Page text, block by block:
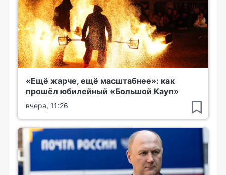
«Ещё жарче, ещё масштабнее»: как
прошёл юбилейный «Большой Кауп»
вчера, 11:26